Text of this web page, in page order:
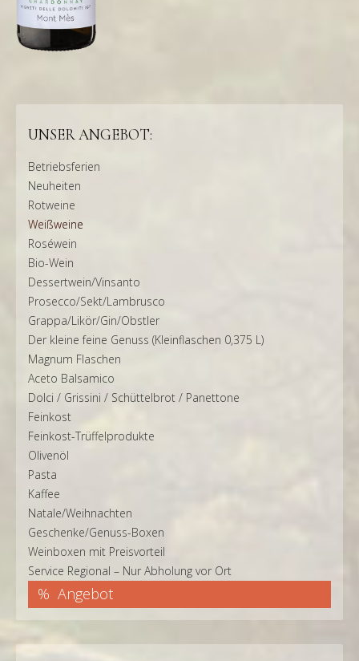
UNSER ANGEBOT:
Betriebsferien
Neuheiten
Rotweine
Weißweine
Roséwein
Bio-Wein
Dessertwein/Vinsanto
Prosecco/Sekt/Lambrusco
Grappa/Likör/Gin/Obstler
Der kleine feine Genuss (Kleinflaschen 0,375 L)
Magnum Flaschen
Aceto Balsamico
Dolci / Grissini / Schüttelbrot / Panettone
Feinkost
Feinkost-Trüffelprodukte
Olivenöl
Pasta
Kaffee
Natale/Weihnachten
Geschenke/Genuss-Boxen
Weinboxen mit Preisvorteil
Service Regional – Nur Abholung vor Ort
Angebot